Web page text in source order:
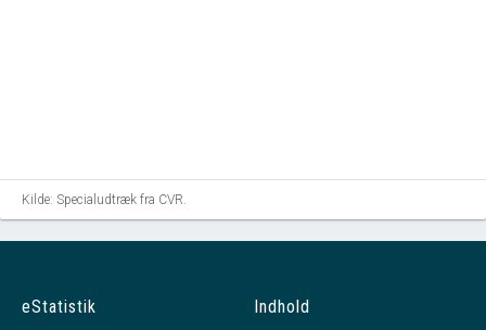
Kilde: Specialudtræk fra CVR.
eStatistik Indhold